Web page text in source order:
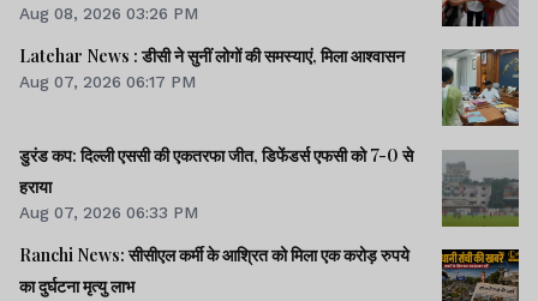
Aug 08, 2026 03:26 PM
Latehar News : डीसी ने सुनीं लोगों की समस्याएं, मिला आश्वासन
Aug 07, 2026 06:17 PM
डुरंड कप: दिल्ली एससी की एकतरफा जीत, डिफेंडर्स एफसी को 7-0 से
हराया
Aug 07, 2026 06:33 PM
Ranchi News: सीसीएल कर्मी के आश्रित को मिला एक करोड़ रुपये
का दुर्घटना मृत्यु लाभ